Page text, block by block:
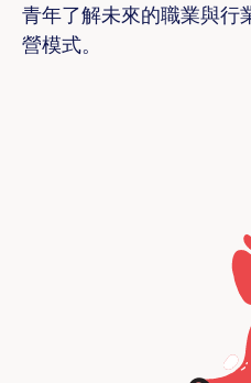
青年了解未來的職業與行
營模式。